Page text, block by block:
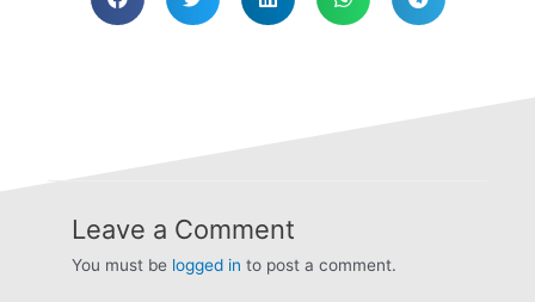
Leave a Comment
You must be logged in to post a comment.